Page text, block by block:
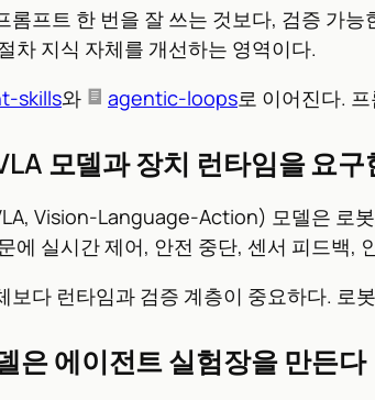
롬프트 한 번을 잘 쓰는 것보다, 검증 가
차 지식 자체를 개선하는 영역이다.
skills와 agentic-loops로 이어진다.
모델과 장치 런타임을 요구
Vision-Language-Action) 모델은 로
에 실시간 제어, 안전 중단, 센서 피드백,
보다 런타임과 검증 계층이 중요하다. 로
은 에이전트 실험장을 만든다